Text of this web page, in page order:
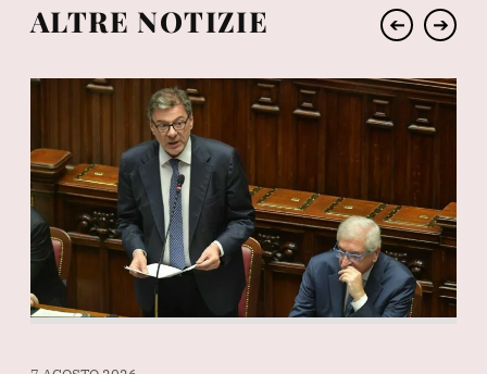
ALTRE NOTIZIE ➔ ➔